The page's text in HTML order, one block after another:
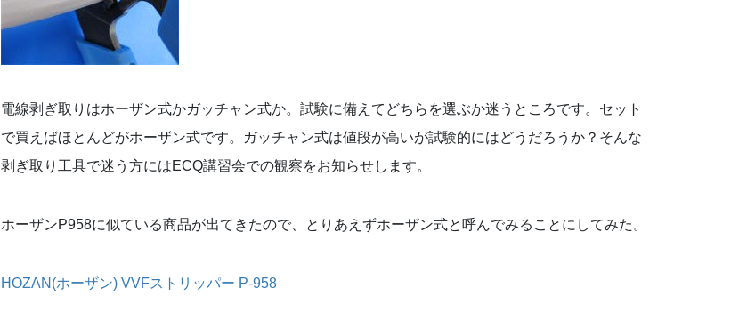
電線剥ぎ取りはホーザン式かガッチャン式か。試験に備えてどちらを選ぶか迷うところです。セット
で買えばほとんどがホーザン式です。ガッチャン式は値段が高いが試験的にはどうだろうか？そんな
剥ぎ取り工具で迷う方にはECQ講習会での観察をお知らせします。
ホーザンP958に似ている商品が出てきたので、とりあえずホーザン式と呼んでみることにしてみた。
HOZAN(ホーザン) VVFストリッパー P-958